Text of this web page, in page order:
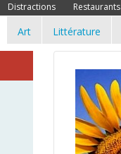
Distractions Restaurants
Art Littérature